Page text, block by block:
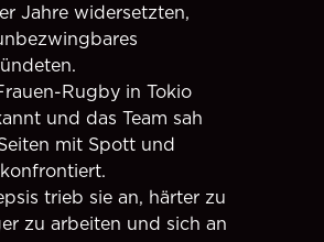
Jahre widersetzten,
Rugby in Tokio
und das Team sah
mit Spott und
trieb sie an, härter zu
zu arbeiten und sich an